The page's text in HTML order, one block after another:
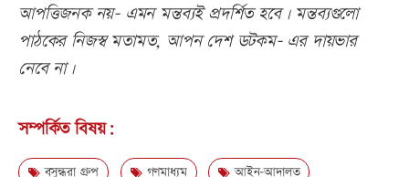
আপত্তিজনক নয়- এমন মন্তব্যই প্রদর্শিত হবে। মন্তব্যগুলো
পাঠকের নিজস্ব মতামত, আপন দেশ ডটকম- এর দায়ভার
নেবে না।
সম্পর্কিত বিষয়:
বসুন্ধরা গ্রুপ গণমাধ্যম আইন-আদালত